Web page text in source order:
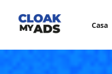
Casa